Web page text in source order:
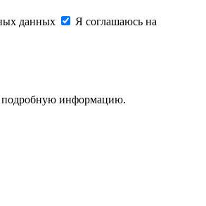
данных
Я соглашаюсь на
подробную информацию.